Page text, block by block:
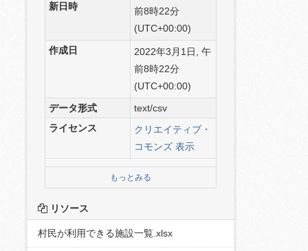
新日時
前8時22分
(UTC+00:00)
作成日
2022年3月1日, 午
前8時22分
(UTC+00:00)
データ形式
text/csv
ライセンス
クリエイティブ・
コモンズ 表示
もっとみる
リソース
村民が利用できる施設一覧.xlsx